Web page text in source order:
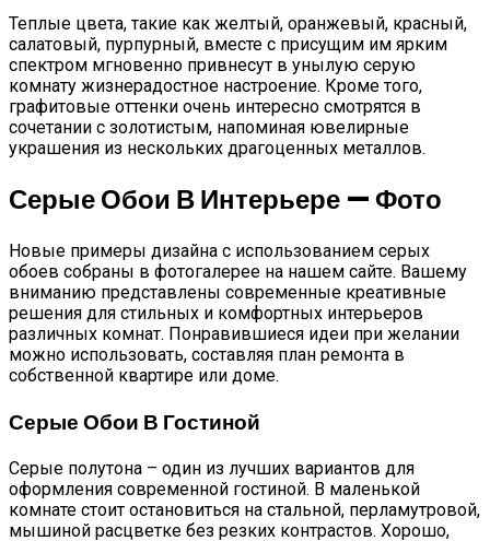
Теплые цвета, такие как желтый, оранжевый, красный,
салатовый, пурпурный, вместе с присущим им ярким
спектром мгновенно привнесут в унылую серую
комнату жизнерадостное настроение. Кроме того,
графитовые оттенки очень интересно смотрятся в
сочетании с золотистым, напоминая ювелирные
украшения из нескольких драгоценных металлов.
Серые Обои В Интерьере — Фото
Новые примеры дизайна с использованием серых
обоев собраны в фотогалерее на нашем сайте. Вашему
вниманию представлены современные креативные
решения для стильных и комфортных интерьеров
различных комнат. Понравившиеся идеи при желании
можно использовать, составляя план ремонта в
собственной квартире или доме.
Серые Обои В Гостиной
Серые полутона – один из лучших вариантов для
оформления современной гостиной. В маленькой
комнате стоит остановиться на стальной, перламутровой,
мышиной расцветке без резких контрастов. Хорошо,